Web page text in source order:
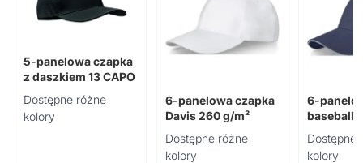
5-panelowa czapka
z daszkiem 13 CAPO
Dostępne różne
kolory
6-panelowa czapka
Davis 260 g/m²
Dostępne różne
kolory
6-
260 g/m²
Dostępne
kolory